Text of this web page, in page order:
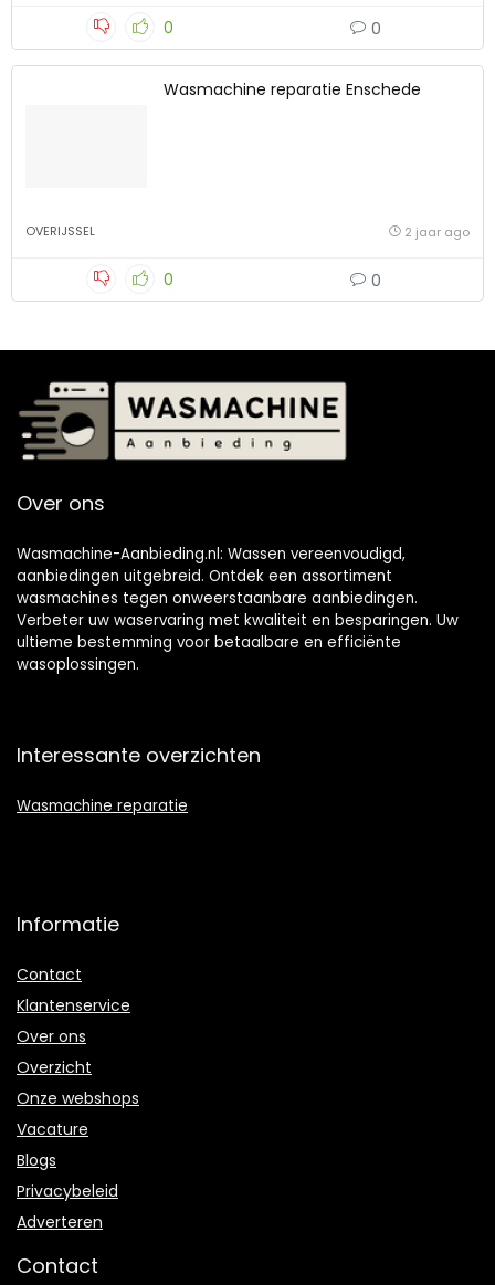
0 0
Wasmachine reparatie Enschede
OVERIJSSEL 2 jaar ago
0 0
Over ons
Wasmachine-Aanbieding.nl: Wassen vereenvoudigd,
aanbiedingen uitgebreid. Ontdek een assortiment
wasmachines tegen onweerstaanbare aanbiedingen.
Verbeter uw waservaring met kwaliteit en besparingen. Uw
ultieme bestemming voor betaalbare en efficiënte
wasoplossingen.
Interessante overzichten
Wasmachine reparatie
Informatie
Contact
Klantenservice
Over ons
Overzicht
Onze webshops
Vacature
Blogs
Privacybeleid
Adverteren
Contact